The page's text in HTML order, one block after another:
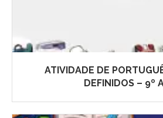
ATIVIDADE DE
DEFINIDOS – 9º